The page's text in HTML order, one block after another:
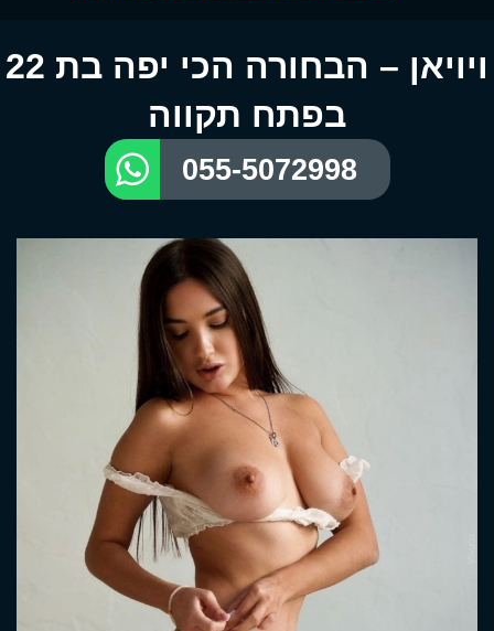
ויויאן – הבחורה הכי יפה בת 22
בפתח תקווה
055-5072998